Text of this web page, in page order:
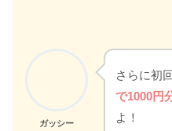
ガッシー
さらに初
で1000円
よ！